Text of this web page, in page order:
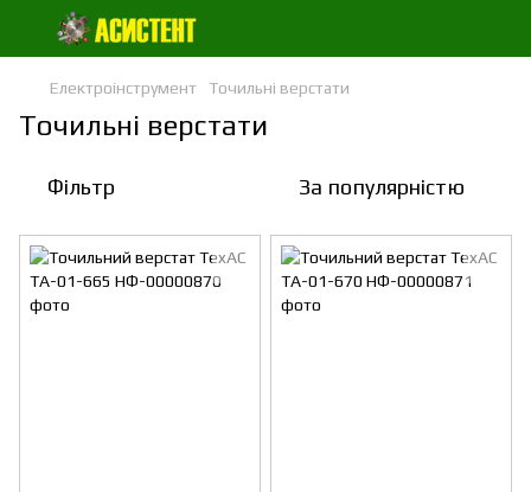
Електроінструмент Точильні верстати
Точильні верстати
Фільтр За популярністю